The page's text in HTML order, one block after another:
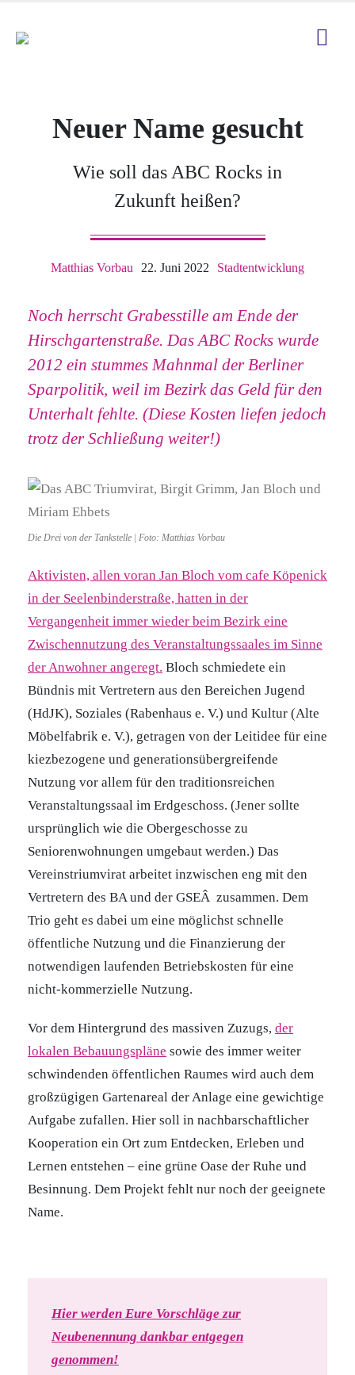
Neuer Name gesucht
Wie soll das ABC Rocks in
Zukunft heißen?
Matthias Vorbau 22. Juni 2022 Stadtentwicklung
Noch herrscht Grabesstille am Ende der
Hirschgartenstraße. Das ABC Rocks wurde
2012 ein stummes Mahnmal der Berliner
Sparpolitik, weil im Bezirk das Geld für den
Unterhalt fehlte. (Diese Kosten liefen jedoch
trotz der Schließung weiter!)
Die Drei von der Tankstelle | Foto: Matthias Vorbau
Aktivisten, allen voran Jan Bloch vom cafe Köpenick
in der Seelenbinderstraße, hatten in der
Vergangenheit immer wieder beim Bezirk eine
Zwischennutzung des Veranstaltungssaales im Sinne
der Anwohner angeregt. Bloch schmiedete ein
Bündnis mit Vertretern aus den Bereichen Jugend
(HdJK), Soziales (Rabenhaus e. V.) und Kultur (Alte
Möbelfabrik e. V.), getragen von der Leitidee für eine
kiezbezogene und generationsübergreifende
Nutzung vor allem für den traditionsreichen
Veranstaltungssaal im Erdgeschoss. (Jener sollte
ursprünglich wie die Obergeschosse zu
Seniorenwohnungen umgebaut werden.) Das
Vereinstriumvirat arbeitet inzwischen eng mit den
Vertretern des BA und der GSEÂ zusammen. Dem
Trio geht es dabei um eine möglichst schnelle
öffentliche Nutzung und die Finanzierung der
notwendigen laufenden Betriebskosten für eine
nicht-kommerzielle Nutzung.
Vor dem Hintergrund des massiven Zuzugs, der
lokalen Bebauungspläne sowie des immer weiter
schwindenden öffentlichen Raumes wird auch dem
großzügigen Gartenareal der Anlage eine gewichtige
Aufgabe zufallen. Hier soll in nachbarschaftlicher
Kooperation ein Ort zum Entdecken, Erleben und
Lernen entstehen – eine grüne Oase der Ruhe und
Besinnung. Dem Projekt fehlt nur noch der geeignete
Name.
Hier werden Eure Vorschläge zur
Neubenennung dankbar entgegen
genommen!